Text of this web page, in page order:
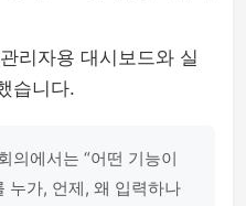
리자용 대시보드와 실
습니다.
의에서는 “어떤 기능이
누가, 언제, 왜 입력하나